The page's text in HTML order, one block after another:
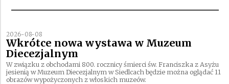
2026-08-08
Wkrótce nowa wystawa w Muzeum
Diecezjalnym
W związku z obchodami 800. rocznicy śmierci św. Franciszka z Asyżu
jesienią w Muzeum Diecezjalnym w Siedlcach będzie można oglądać 11
obrazów wypożyczonych z włoskich muzeów.